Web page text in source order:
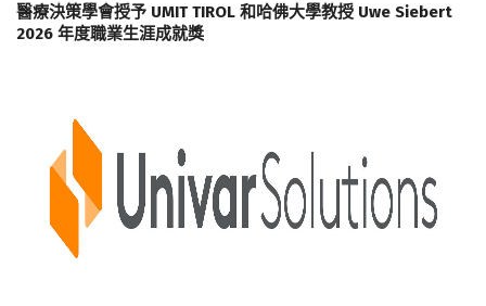
醫療決策學會授予 UMIT TIROL 和哈佛大學教授 Uwe Siebert
2026 年度職業生涯成就獎